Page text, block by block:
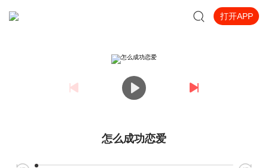
打开APP
怎么成功恋爱